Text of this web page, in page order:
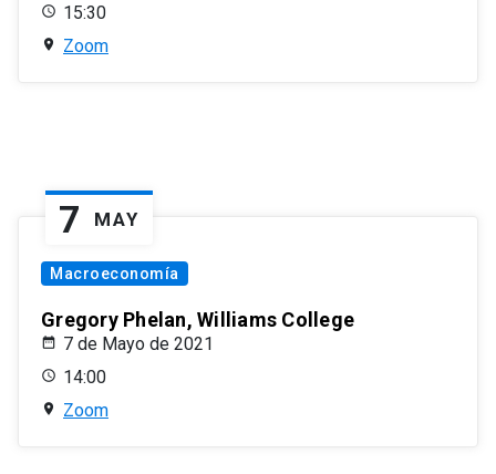
15:30
Zoom
7 MAY
Macroeconomía
Gregory Phelan, Williams College
7 de Mayo de 2021
14:00
Zoom